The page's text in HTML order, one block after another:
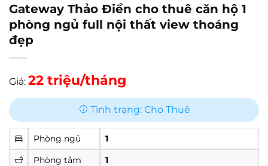
Gateway Thảo Điền cho thuê căn hộ 1
phòng ngủ full nội thất view thoáng
đẹp
Giá: 22 triệu/tháng
Tình trạng: Cho Thuê
Phòng ngủ
1
Phòng tắm
1